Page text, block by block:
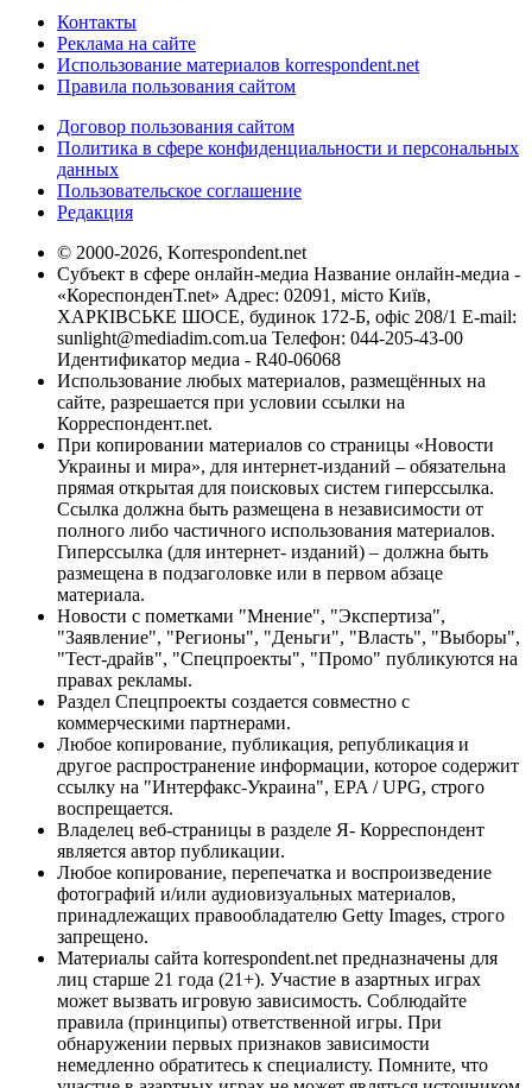
Контакты
Реклама на сайте
Использование материалов korrespondent.net
Правила пользования сайтом
Договор пользования сайтом
Политика в сфере конфиденциальности и персональных
данных
Пользовательское соглашение
Редакция
© 2000-2026, Korrespondent.net
Субъект в сфере онлайн-медиа Название онлайн-медиа -
«КореспонденТ.net» Адрес: 02091, місто Київ,
ХАРКІВСЬКЕ ШОСЕ, будинок 172-Б, офіс 208/1 E-mail:
sunlight@mediadim.com.ua Телефон: 044-205-43-00
Идентификатор медиа - R40-06068
Использование любых материалов, размещённых на
сайте, разрешается при условии ссылки на
Корреспондент.net.
При копировании материалов со страницы «Новости
Украины и мира», для интернет-изданий – обязательна
прямая открытая для поисковых систем гиперссылка.
Ссылка должна быть размещена в независимости от
полного либо частичного использования материалов.
Гиперссылка (для интернет- изданий) – должна быть
размещена в подзаголовке или в первом абзаце
материала.
Новости с пометками "Мнение", "Экспертиза",
"Заявление", "Регионы", "Деньги", "Власть", "Выборы",
"Тест-драйв", "Спецпроекты", "Промо" публикуются на
правах рекламы.
Раздел Спецпроекты создается совместно с
коммерческими партнерами.
Любое копирование, публикация, републикация и
другое распространение информации, которое содержит
ссылку на "Интерфакс-Украина", EPA / UPG, строго
воспрещается.
Владелец веб-страницы в разделе Я- Корреспондент
является автор публикации.
Любое копирование, перепечатка и воспроизведение
фотографий и/или аудиовизуальных материалов,
принадлежащих правообладателю Getty Images, строго
запрещено.
Материалы сайта korrespondent.net предназначены для
лиц старше 21 года (21+). Участие в азартных играх
может вызвать игровую зависимость. Соблюдайте
правила (принципы) ответственной игры. При
обнаружении первых признаков зависимости
немедленно обратитесь к специалисту. Помните, что